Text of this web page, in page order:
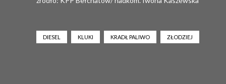
DIESEL KLUKI KRADŁ PALIWO ZŁODZIEJ